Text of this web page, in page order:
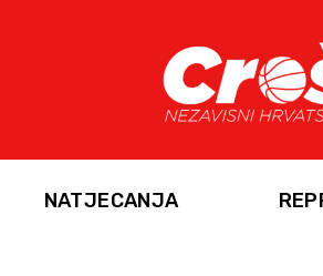
NATJECANJA